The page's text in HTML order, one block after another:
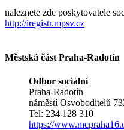
naleznete zde poskytovatele
http://iregistr.mpsv.cz
Městská část Praha-Radotín
Odbor sociální
Praha-Radotín
náměstí Osvoboditelů
Tel: 234 128 310
https://